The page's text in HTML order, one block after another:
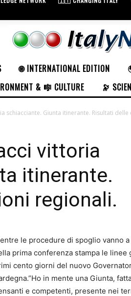
🌐 INTERNATIONAL EDITION
& 🎼 CULTURE 🔭
schiacciante. Giunta itinerante. Risultati
vittoria
itinerante.
regionali.
le procedure di spoglio vanno
prima conferenza stampa le linee
cento giorni del nuovo
in mente una Giunta,
e competenti, presente nei